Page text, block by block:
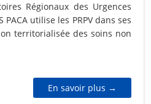
Régionaux des Urgences
PACA utilise les PRPV dans ses
territorialisée des soins non
En savoir plus →